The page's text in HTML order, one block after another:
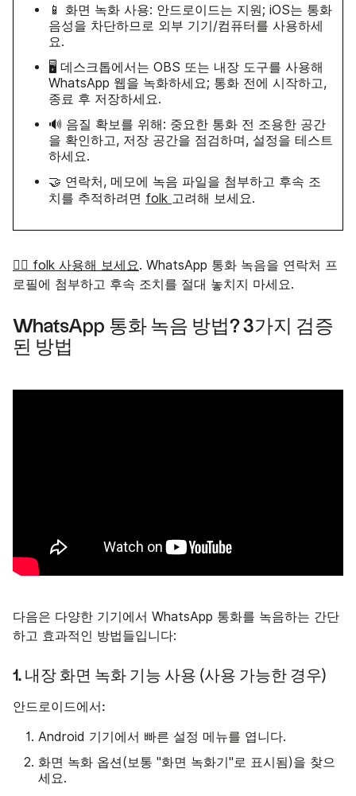
📱 화면 녹화 사용: 안드로이드는 지원; iOS는 통화
음성을 차단하므로 외부 기기/컴퓨터를 사용하세
요.
🖥️ 데스크톱에서는 OBS 또는 내장 도구를 사용해
WhatsApp 웹을 녹화하세요; 통화 전에 시작하고,
종료 후 저장하세요.
🔊 음질 확보를 위해: 중요한 통화 전 조용한 공간
을 확인하고, 저장 공간을 점검하며, 설정을 테스트
하세요.
🤝 연락처, 메모에 녹음 파일을 첨부하고 후속 조
치를 추적하려면 folk 고려해 보세요.
👉🏼 folk 사용해 보세요. WhatsApp 통화 녹음을 연락처 프
로필에 첨부하고 후속 조치를 절대 놓치지 마세요.
WhatsApp 통화 녹음 방법? 3가지 검증
된 방법
다음은 다양한 기기에서 WhatsApp 통화를 녹음하는 간단
하고 효과적인 방법들입니다:
1. 내장 화면 녹화 기능 사용 (사용 가능한 경우)
안드로이드에서:
Android 기기에서 빠른 설정 메뉴를 엽니다.
화면 녹화 옵션(보통 "화면 녹화기"로 표시됨)을 찾으
세요.